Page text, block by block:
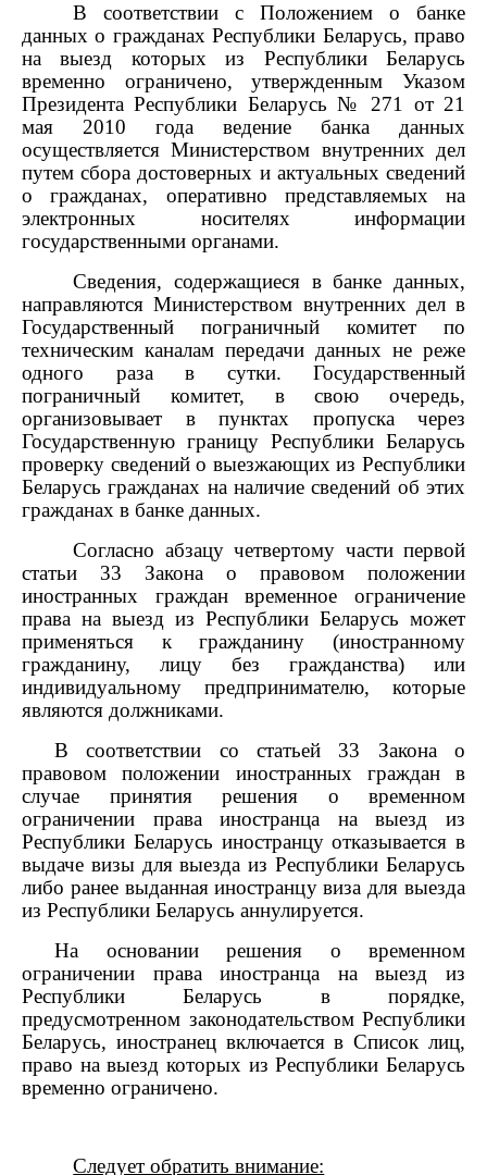
В соответствии с Положением о банке
данных о гражданах Республики Беларусь, право
на выезд которых из Республики Беларусь
временно ограничено, утвержденным Указом
Президента Республики Беларусь № 271 от 21
мая 2010 года ведение банка данных
осуществляется Министерством внутренних дел
путем сбора достоверных и актуальных сведений
о гражданах, оперативно представляемых на
электронных носителях информации
государственными органами.
Сведения, содержащиеся в банке данных,
направляются Министерством внутренних дел в
Государственный пограничный комитет по
техническим каналам передачи данных не реже
одного раза в сутки. Государственный
пограничный комитет, в свою очередь,
организовывает в пунктах пропуска через
Государственную границу Республики Беларусь
проверку сведений о выезжающих из Республики
Беларусь гражданах на наличие сведений об этих
гражданах в банке данных.
Согласно абзацу четвертому части первой
статьи 33 Закона о правовом положении
иностранных граждан временное ограничение
права на выезд из Республики Беларусь может
применяться к гражданину (иностранному
гражданину, лицу без гражданства) или
индивидуальному предпринимателю, которые
являются должниками.
В соответствии со статьей 33 Закона о
правовом положении иностранных гражданв
случае принятия решения о временном
ограничении права иностранца на выезд из
Республики Беларусь иностранцу отказывается в
выдаче визы для выезда из Республики Беларусь
либо ранее выданная иностранцу виза для выезда
из Республики Беларусь аннулируется.
На основании решения о временном
ограничении права иностранца на выезд из
Республики Беларусь в порядке,
предусмотренном законодательством Республики
Беларусь, иностранец включается в Список лиц,
право на выезд которых из Республики Беларусь
временно ограничено.
Следует обратить внимание: